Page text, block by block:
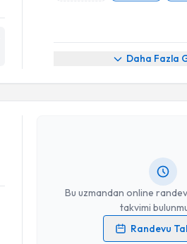
Daha Fazla
Bu uzmandan online
takvimi
Randevu
Randevu Takvimi Talebi
Doç. Dr. Hakan Özben